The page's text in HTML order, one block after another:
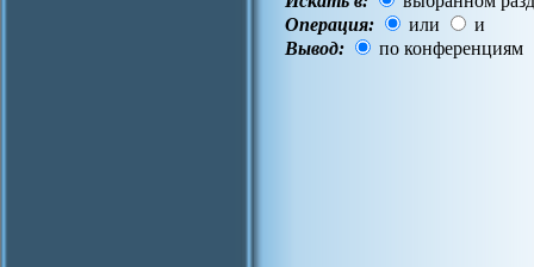
Операция:
или
и
Вывод:
по конференциям